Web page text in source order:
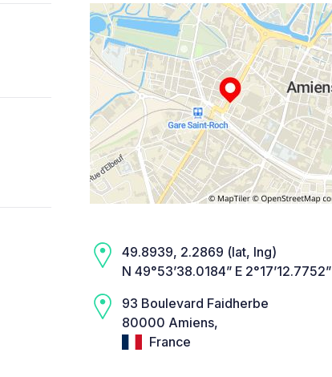
49.8939, 2.2869 (lat, lng)
N 49°53’38.0184” E 2°17’12.7752”
93 Boulevard Faidherbe
80000 Amiens,
France